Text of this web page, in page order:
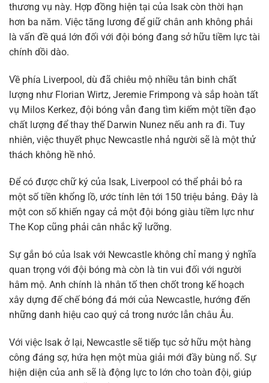
thương vụ này. Hợp đồng hiện tại của Isak còn thời hạn
hơn ba năm. Việc tăng lương để giữ chân anh không phải
là vấn đề quá lớn đối với đội bóng đang sở hữu tiềm lực tài
chính dồi dào.
Về phía Liverpool, dù đã chiêu mộ nhiều tân binh chất
lượng như Florian Wirtz, Jeremie Frimpong và sắp hoàn tất
vụ Milos Kerkez, đội bóng vẫn đang tìm kiếm một tiền đạo
chất lượng để thay thế Darwin Nunez nếu anh ra đi. Tuy
nhiên, việc thuyết phục Newcastle nhả người sẽ là một thử
thách không hề nhỏ.
Để có được chữ ký của Isak, Liverpool có thể phải bỏ ra
một số tiền khổng lồ, ước tính lên tới 150 triệu bảng. Đây là
một con số khiến ngay cả một đội bóng giàu tiềm lực như
The Kop cũng phải cân nhắc kỹ lưỡng.
Sự gắn bó của Isak với Newcastle không chỉ mang ý nghĩa
quan trọng với đội bóng mà còn là tin vui đối với người
hâm mộ. Anh chính là nhân tố then chốt trong kế hoạch
xây dựng đế chế bóng đá mới của Newcastle, hướng đến
những danh hiệu cao quý cả trong nước lẫn châu Âu.
Với việc Isak ở lại, Newcastle sẽ tiếp tục sở hữu một hàng
công đáng sợ, hứa hẹn một mùa giải mới đầy bùng nổ. Sự
hiện diện của anh sẽ là động lực to lớn cho toàn đội, giúp